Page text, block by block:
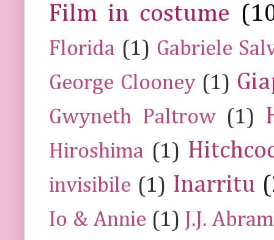
Film in costume
Florida (1) Gabriele
George Clooney (1)
Gwyneth Paltrow (1)
Hiroshima (1)
invisibile (1) Inarritu
Io & Annie (1) J.J.